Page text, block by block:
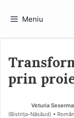
Meniu
prin
Veturia
(Bistriţa-Năsăud) •